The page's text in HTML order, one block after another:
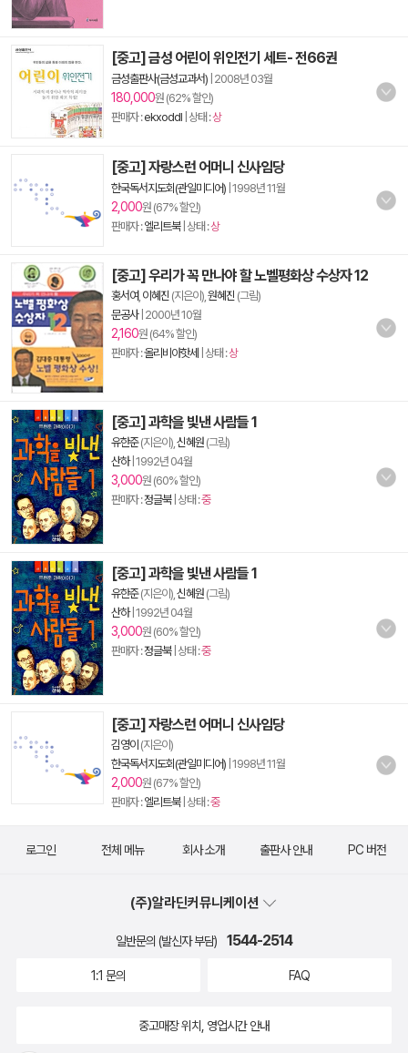
[중고] 금성 어린이 위인전기 세트- 전66권
금성출판사(금성교과서) 2008년 03월
180,000원 (62% 할인)
판매자 :ekxoddl | 상태 :상
[중고] 자랑스런 어머니 신사임당
한국독서지도회(관일미디어) 1998년 11월
2,000원 (67% 할인)
판매자 :엘리트북| 상태 :상
[중고] 우리가 꼭 만나야 할 노벨평화상 수상자 12
홍서여 이혜진 (지은이), 원혜진 (그림)
문공사| 2000년 10월
2,160원 (64% 할인)
판매자 :올리비아핫세 | 상태 :상
[중고] 과학을 빛낸 사람들 1
유한준(지은이), 신혜원 (그림)
산하| 1992년 04월
3,000원 (60% 할인)
판매자 :정글북| 상태 :중
[중고] 과학을 빛낸 사람들 1
유한준(지은이), 신혜원 (그림)
산하| 1992년 04월
3,000원 (60% 할인)
판매자 :정글북| 상태 :중
[중고] 자랑스런 어머니 신사임당
김영이 (지은이)
한국독서지도회(관일미디어) 1998년 11월
2,000원 (67% 할인)
판매자 :엘리트북| 상태 :중
로그인 전체 메뉴 회사 소개 출판사 안내 PC 버전
(주)알라딘커뮤니케이션
일반문의 (발신자 부담) 1544-2514
1:1 문의 FAQ
중고매장 위치, 영업시간 안내